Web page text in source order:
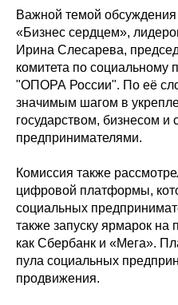
Важной темой
«Бизнес сердцем»,
Ирина Слесарева,
комитета по социальному
"ОПОРА России". По её
значимым шагом в
государством, бизнесом и
предпринимателями.
Комиссия также
цифровой платформы,
социальных
также запуску ярмарок на
как Сбербанк и «Мега».
пула социальных
продвижения.